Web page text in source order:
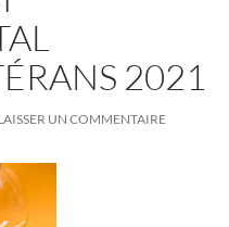
2021
UN COMMENTAIRE